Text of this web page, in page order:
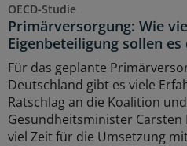
OECD-Studie
Primärversorgung: Wie
Eigenbeteiligung sollen es
Für das geplante
Deutschland gibt es viele
Ratschlag an die Koalition
Gesundheitsminister
viel Zeit für die Umsetzung